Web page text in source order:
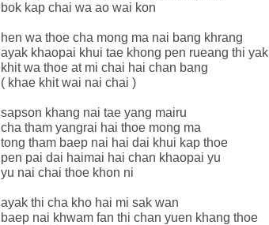
bok kap chai wa ao wai kon
hen wa thoe cha mong ma nai bang khrang
ayak khaopai khui tae khong pen rueang thi yak
khit wa thoe at mi chai hai chan bang
( khae khit wai nai chai )
sapson khang nai tae yang mairu
cha tham yangrai hai thoe mong ma
tong tham baep nai hai dai khui kap thoe
pen pai dai haimai hai chan khaopai yu
yu nai chai thoe khon ni
ayak thi cha kho hai mi sak wan
baep nai khwam fan thi chan yuen khang thoe